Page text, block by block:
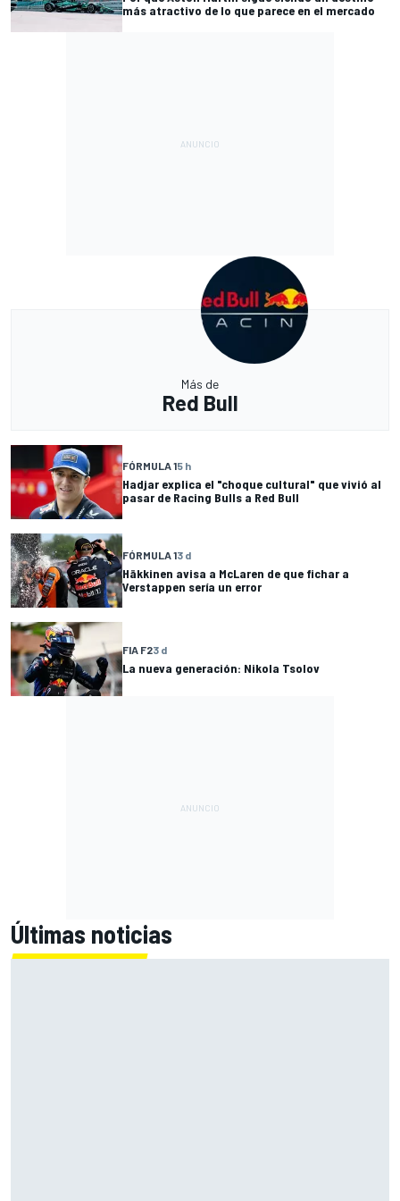
más atractivo de lo que parece en el mercado
Más de
Red Bull
FÓRMULA 15 h
Hadjar explica el "choque cultural" que vivió al
pasar de Racing Bulls a Red Bull
FÓRMULA 13 d
Häkkinen avisa a McLaren de que fichar a
Verstappen sería un error
FIA F23 d
La nueva generación: Nikola Tsolov
Últimas noticias